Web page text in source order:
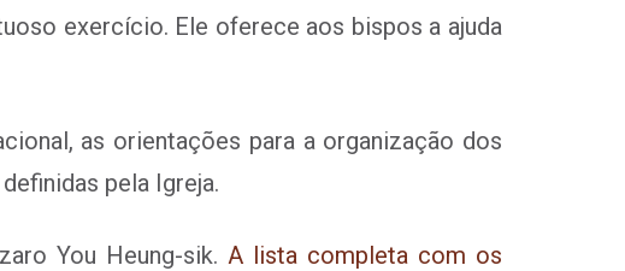
exercício. Ele oferece aos bispos a ajuda
as orientações para a organização dos
pela Igreja.
You Heung-sik. A lista completa com os